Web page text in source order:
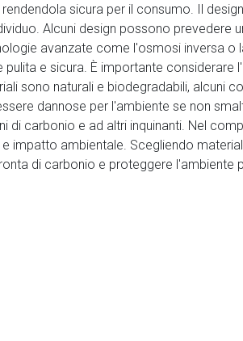
sicura per il consumo. Il
Alcuni design possono prevedere
avanzate come l'osmosi inversa o
e sicura. È importante considerare
sono naturali e biodegradabili, alcuni
dannose per l'ambiente se non
carbonio e ad altri inquinanti. Nel
impatto ambientale. Scegliendo
di carbonio e proteggere l'ambiente